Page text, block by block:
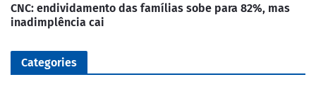
CNC: endividamento das famílias sobe para 82%, mas
inadimplência cai
Categories